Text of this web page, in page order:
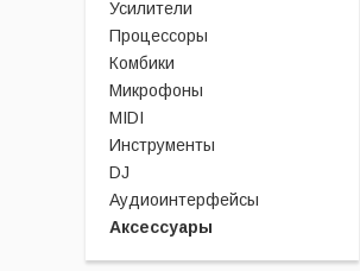
Усилители
Процессоры
Комбики
Микрофоны
MIDI
Инструменты
DJ
Аудиоинтерфейсы
Аксессуары